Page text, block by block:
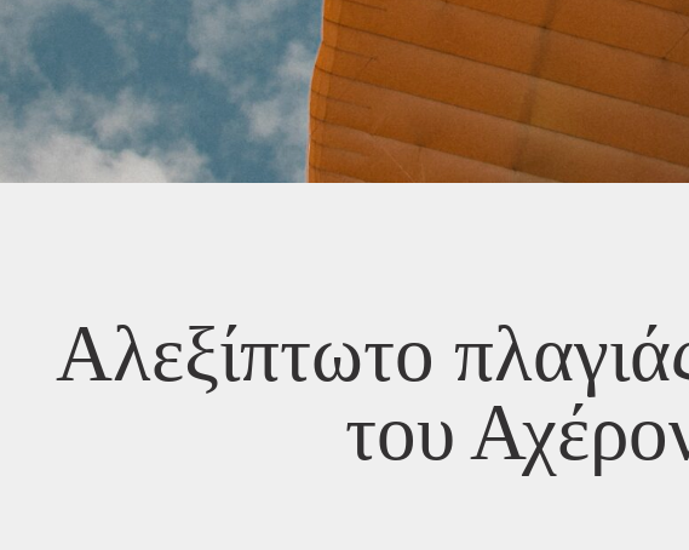
Αλεξίπτωτο
του